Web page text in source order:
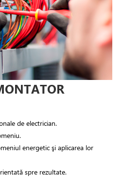
de electrician.
energetic şi aplicarea lor
spre rezultate.